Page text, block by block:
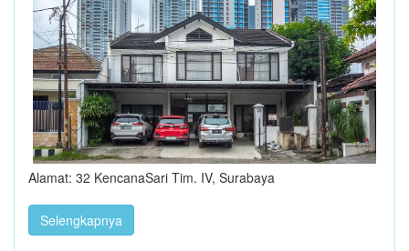
Alamat: 32 KencanaSari Tim. IV, Surabaya
Selengkapnya